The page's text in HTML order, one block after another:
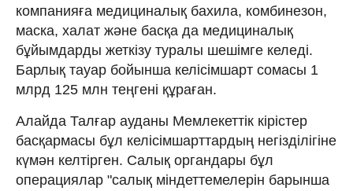
компанияға медициналық бахила, комбинезон,
маска, халат және басқа да медициналық
бұйымдарды жеткізу туралы шешімге келеді.
Барлық тауар бойынша келісімшарт сомасы 1
млрд 125 млн теңгені құраған.
Алайда Талғар ауданы Мемлекеттік кірістер
басқармасы бұл келісімшарттардың негізділігіне
күмән келтірген. Салық органдары бұл
операциялар "салық міндеттемелерін барынша